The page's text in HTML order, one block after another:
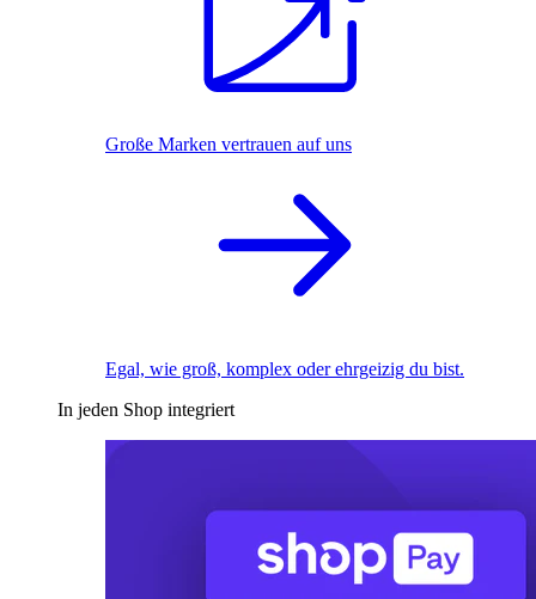
Große Marken vertrauen auf uns
Egal, wie groß, komplex oder ehrgeizig du bist.
In jeden Shop integriert